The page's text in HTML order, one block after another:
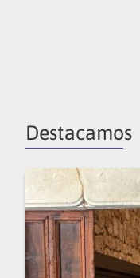
Destacamos